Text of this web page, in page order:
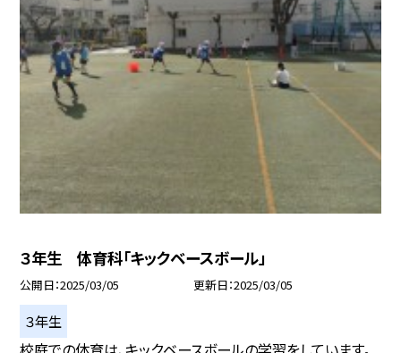
３年生 体育科「キックベースボール」
公開日 2025/03/05 更新日 2025/03/05
３年生